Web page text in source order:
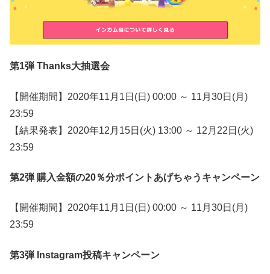
第1弾 Thanks大抽選会
【開催期間】2020年11月1日(日) 00:00 ～ 11月30日(月)
23:59
【結果発表】2020年12月15日(火) 13:00 ～ 12月22日(火)
23:59
第2弾 購入金額の20％分ポイントあげちゃうキャンペーン
【開催期間】2020年11月1日(日) 00:00 ～ 11月30日(月)
23:59
第3弾 Instagram投稿キャンペーン